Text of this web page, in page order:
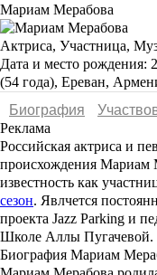
Мариам Мерабова
Актриса, Участница,
Дата и место рождения:
(54 года), Ереван,
Биография
Реклама
Российская актриса и
происхождения Мариам
известность как
сезон. Явлчется
проекта Jazz Parking и
Школе Аллы Пугачевой.
Биография Мариам